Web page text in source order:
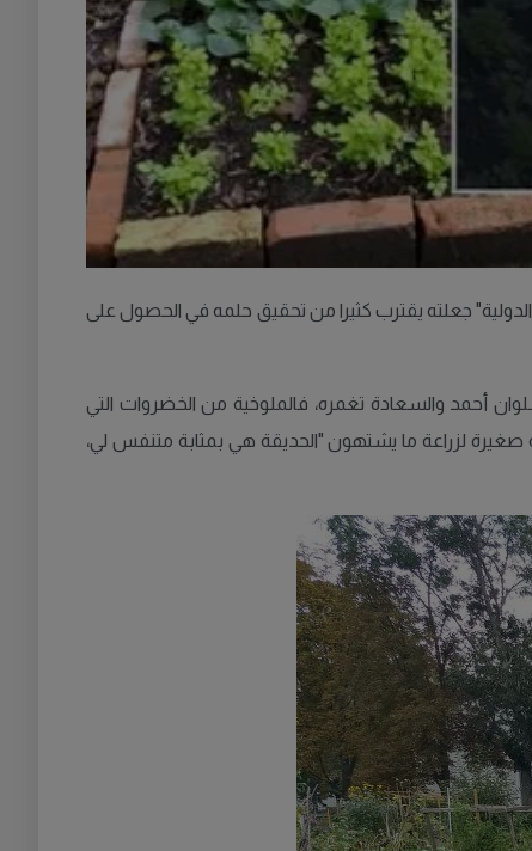
الدولية" جعلته يقترب كثيرا من تحقيق حلمه في الحصول على
أحمد والسعادة تغمره، فالملوخية من الخضروات التي
صغيرة لزراعة ما يشتهون "الحديقة هي بمثابة متنفس لي،